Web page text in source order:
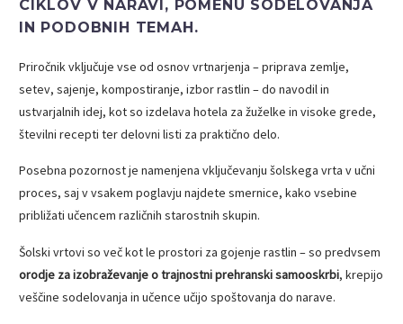
CIKLOV V NARAVI, POMENU SODELOVANJA
IN PODOBNIH TEMAH.
Priročnik vključuje vse od osnov vrtnarjenja – priprava zemlje,
setev, sajenje, kompostiranje, izbor rastlin – do navodil in
ustvarjalnih idej, kot so izdelava hotela za žuželke in visoke grede,
številni recepti ter delovni listi za praktično delo.
Posebna pozornost je namenjena vključevanju šolskega vrta v učni
proces, saj v vsakem poglavju najdete smernice, kako vsebine
približati učencem različnih starostnih skupin.
Šolski vrtovi so več kot le prostori za gojenje rastlin – so predvsem
orodje za izobraževanje o trajnostni prehranski samooskrbi, krepijo
veščine sodelovanja in učence učijo spoštovanja do narave.